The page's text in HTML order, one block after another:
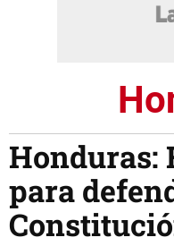
Honduras:
para